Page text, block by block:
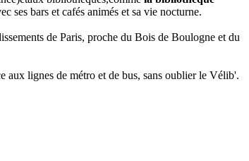
ses bars et cafés animés et sa vie nocturne.
de Paris, proche du Bois de Boulogne et du
aux lignes de métro et de bus, sans oublier le Vélib'.